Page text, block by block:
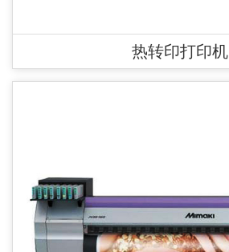
热转印打印机